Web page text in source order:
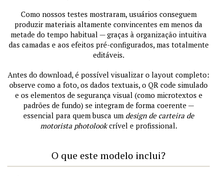
Como nossos testes mostraram, usuários conseguem
produzir materiais altamente convincentes em menos da
metade do tempo habitual — graças à organização intuitiva
das camadas e aos efeitos pré-configurados, mas totalmente
editáveis.
Antes do download, é possível visualizar o layout completo:
observe como a foto, os dados textuais, o QR code simulado
e os elementos de segurança visual (como microtextos e
padrões de fundo) se integram de forma coerente —
essencial para quem busca um design de carteira de
motorista photolookcrível e profissional.
O que este modelo inclui?